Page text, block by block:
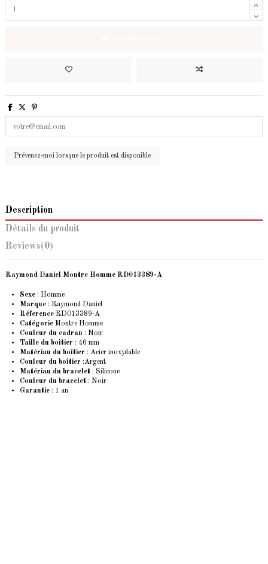
Description
Détails du produit
Reviews(0)
Raymond Daniel Montre Homme RD013389-A
Sexe : Homme
Marque : Raymond Daniel
Réference RD013389-A
Catégorie Montre Homme
Couleur du cadran : Noir
Taille du boîtier : 46 mm
Matériau du boîtier : Acier inoxydable
Couleur du boîtier :Argent
Matériau du bracelet : Silicone
Couleur du bracelet : Noir
Garantie : 1 an